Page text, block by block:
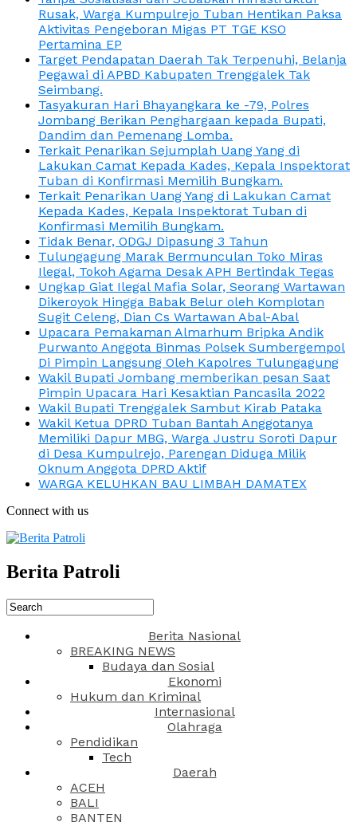
Rusak, Warga Kumpulrejo Tuban Hentikan Paksa
Aktivitas Pengeboran Migas PT TGE KSO
Pertamina EP
Target Pendapatan Daerah Tak Terpenuhi, Belanja
Pegawai di APBD Kabupaten Trenggalek Tak
Seimbang.
Tasyakuran Hari Bhayangkara ke -79, Polres
Jombang Berikan Penghargaan kepada Bupati,
Dandim dan Pemenang Lomba.
Terkait Penarikan Sejumplah Uang Yang di
Lakukan Camat Kepada Kades, Kepala Inspektorat
Tuban di Konfirmasi Memilih Bungkam.
Terkait Penarikan Uang Yang di Lakukan Camat
Kepada Kades, Kepala Inspektorat Tuban di
Konfirmasi Memilih Bungkam.
Tidak Benar, ODGJ Dipasung 3 Tahun
Tulungagung Marak Bermunculan Toko Miras
Ilegal, Tokoh Agama Desak APH Bertindak Tegas
Ungkap Giat Ilegal Mafia Solar, Seorang Wartawan
Dikeroyok Hingga Babak Belur oleh Komplotan
Sugit Celeng, Dian Cs Wartawan Abal-Abal
Upacara Pemakaman Almarhum Bripka Andik
Purwanto Anggota Binmas Polsek Sumbergempol
Di Pimpin Langsung Oleh Kapolres Tulungagung
Wakil Bupati Jombang memberikan pesan Saat
Pimpin Upacara Hari Kesaktian Pancasila 2022
Wakil Bupati Trenggalek Sambut Kirab Pataka
Wakil Ketua DPRD Tuban Bantah Anggotanya
Memiliki Dapur MBG, Warga Justru Soroti Dapur
di Desa Kumpulrejo, Parengan Diduga Milik
Oknum Anggota DPRD Aktif
WARGA KELUHKAN BAU LIMBAH DAMATEX
Connect with us
Berita Patroli
Berita Nasional
BREAKING NEWS
Budaya dan Sosial
Ekonomi
Hukum dan Kriminal
Internasional
Olahraga
Pendidikan
Tech
Daerah
ACEH
BALI
BANTEN